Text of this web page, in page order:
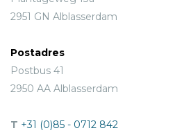
2951 GN Alblasserdam
Postadres
Postbus 41
2950 AA Alblasserdam
T +31 (0)85 - 0712 842